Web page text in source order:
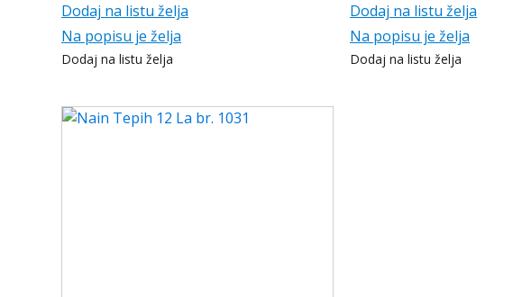
Dodaj na listu želja
Na popisu je želja
Dodaj na listu želja
Dodaj na listu želja
Na popisu je želja
Dodaj na listu želja